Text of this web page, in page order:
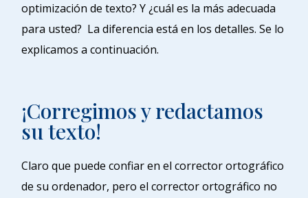
optimización de texto? Y ¿cuál es la más adecuada
para usted? La diferencia está en los detalles. Se lo
explicamos a continuación.
¡Corregimos y redactamos
su texto!
Claro que puede confiar en el corrector ortográfico
de su ordenador, pero el corrector ortográfico no